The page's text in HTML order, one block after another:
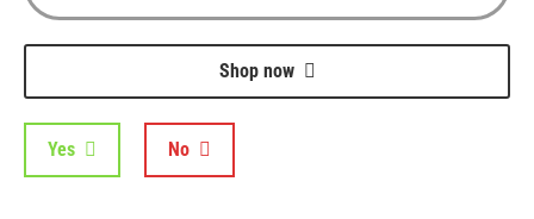
Shop now
Yes No